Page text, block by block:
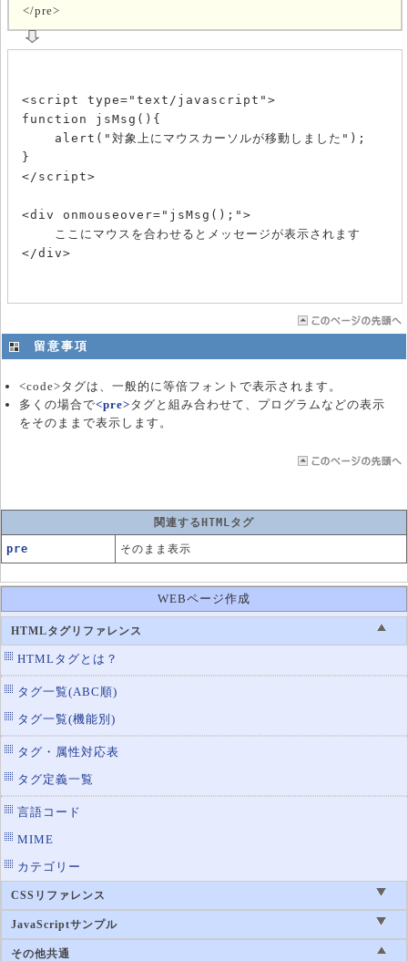
</pre>
<script type="text/javascript">
function jsMsg(){
    alert("対象上にマウスカーソルが移動しました");
}
</script>
<div onmouseover="jsMsg();">
    ここにマウスを合わせるとメッセージが表示されます
留意事項
<code>タグは、一般的に等倍フォントで表示されます。
多くの場合で<pre>タグと組み合わせて、プログラムなどの表示
をそのままで表示します。
関連するHTMLタグ
pre そのまま表示
WEBページ作成
HTMLタグリファレンス
HTMLタグとは？
タグ一覧(ABC順)
タグ一覧(機能別)
タグ・属性対応表
タグ定義一覧
言語コード
MIME
カテゴリー
CSSリファレンス
JavaScriptサンプル
その他共通